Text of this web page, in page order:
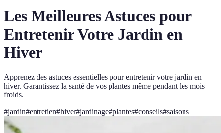
Les Meilleures Astuces pour
Entretenir Votre Jardin en
Hiver
Apprenez des astuces essentielles pour entretenir votre jardin en
hiver. Garantissez la santé de vos plantes même pendant les mois
froids.
#jardin#entretien#hiver#jardinage#plantes#conseils#saisons